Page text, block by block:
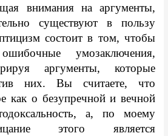
внимания на аргументы,
существуют в пользу
состоит в том, чтобы
умозаключения,
аргументы, которые
них. Вы считаете, что
как о безупречной и вечной
а, по моему
этого является